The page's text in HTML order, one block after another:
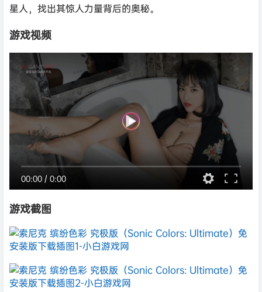
星人，找出其惊人力量背后的奥秘。
游戏视频
00:00 / 0:00
游戏截图